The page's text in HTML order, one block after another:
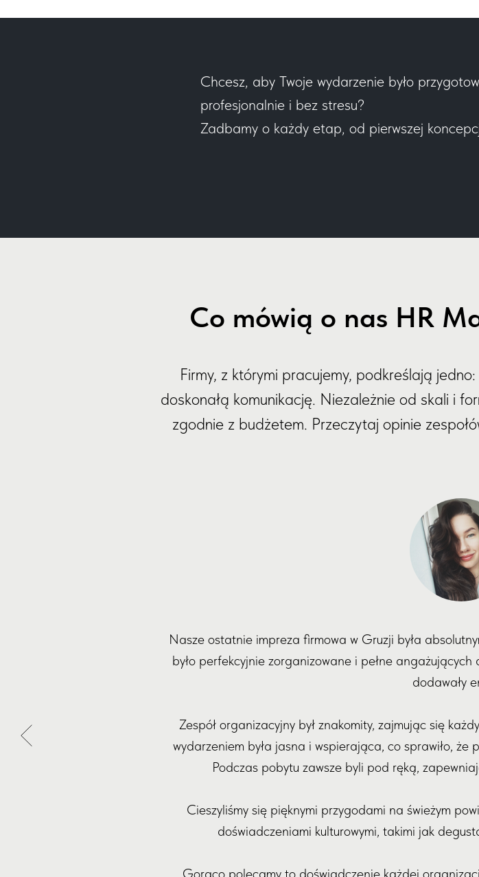
Chcesz, aby Twoje wydarzenie było
profesjonalnie i bez stresu?
Zadbamy o każdy etap, od pierwszej
Co mówią o nas HR
Firmy, z którymi pracujemy, podkreślają
doskonałą komunikację. Niezależnie od skali i
zgodnie z budżetem. Przeczytaj opinie
Nasze ostatnie impreza firmowa w Gruzji była
było perfekcyjnie zorganizowane i pełne
dodawały
Zespół organizacyjny był znakomity, zajmując się
wydarzeniem była jasna i wspierająca, co sprawiło,
Podczas pobytu zawsze byli pod ręką,
Cieszyliśmy się pięknymi przygodami na świeżym
doświadczeniami kulturowymi, takimi jak
Gorąco polecamy to doświadczenie każdej